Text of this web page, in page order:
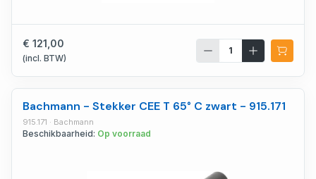
€ 121,00
(incl. BTW)
Bachmann - Stekker CEE T 65° C zwart - 915.171
915.171 · Bachmann
Beschikbaarheid: Op voorraad